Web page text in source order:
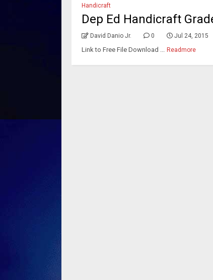
Handicraft
Dep Ed Handicraft
David Danio Jr. 0 Jul 24, 2015
Link to Free File Download ... Readmore